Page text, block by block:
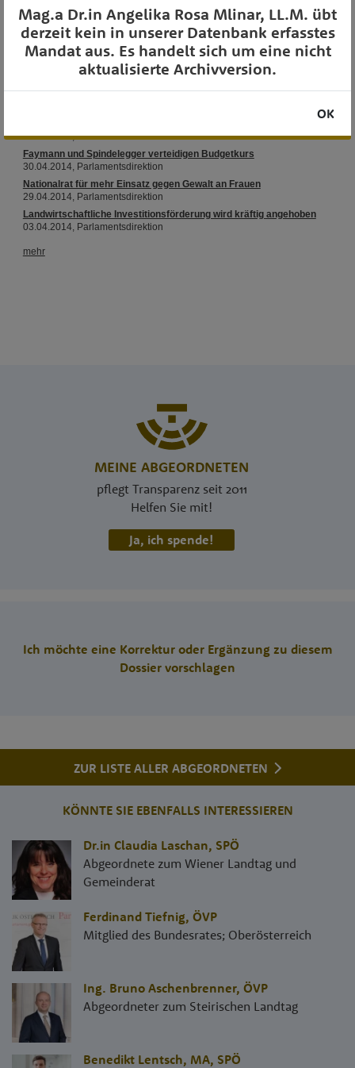
MEINE ABGEORDNETEN
pflegt Transparenz seit 2011
Helfen Sie mit!
Ja, ich spende!
Ich möchte eine Korrektur oder Ergänzung zu diesem
Dossier vorschlagen
OTS-AUSSENDUNGEN
ZUR LISTE ALLER ABGEORDNETEN
KÖNNTE SIE EBENFALLS INTERESSIEREN
Dr.in Claudia Laschan, SPÖ
Abgeordnete zum Wiener Landtag und
Gemeinderat
Ferdinand Tiefnig, ÖVP
Mitglied des Bundesrates; Oberösterreich
Ing. Bruno Aschenbrenner, ÖVP
Abgeordneter zum Steirischen Landtag
Benedikt Lentsch, MA, SPÖ
Mag.a Dr.in Angelika Rosa Mlinar, LL.M. übt
derzeit kein in unserer Datenbank erfasstes
Mandat aus. Es handelt sich um eine nicht
aktualisierte Archivversion.
OK